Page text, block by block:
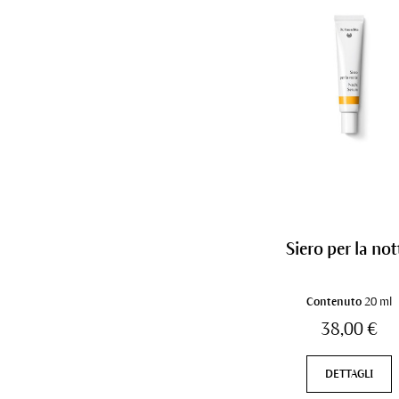
Siero per la
Contenuto 20 ml
38,00 €
DETTAGLI